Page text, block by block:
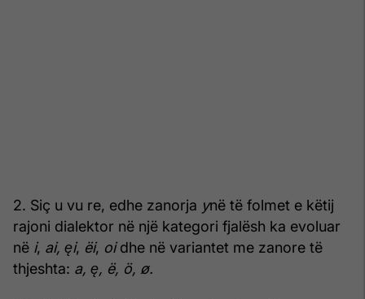
2. Siç u vu re, edhe zanorja ynë të folmet e këtij
rajoni dialektor në një kategori fjalësh ka evoluar
në i, ai, ęi, ëi, oidhe në variantet me zanore të
thjeshta: a, ę, ë, ö, ø.